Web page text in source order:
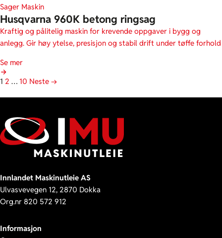
Sager Maskin
Husqvarna 960K betong ringsag
Kraftig og pålitelig maskin for krevende oppgaver i bygg og
anlegg. Gir høy ytelse, presisjon og stabil drift under tøffe forhold
Se mer
1 2 … 10 Neste →
Innlandet Maskinutleie AS
Ulvasvevegen 12, 2870 Dokka
Org.nr 820 572 912
Informasjon